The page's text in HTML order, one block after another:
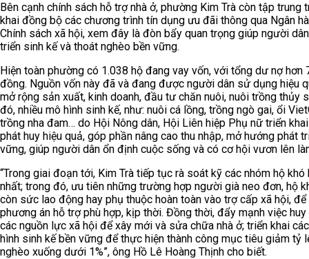
Bên cạnh chính sách hỗ trợ nhà ở, phường Kim Trà còn tập trung
khai đồng bộ các chương trình tín dụng ưu đãi thông qua Ngân
Chính sách xã hội, xem đây là đòn bẩy quan trọng giúp người
triển sinh kế và thoát nghèo bền vững.
Hiện toàn phường có 1.038 hộ đang vay vốn, với tổng dư nợ hơn
đồng. Nguồn vốn này đã và đang được người dân sử dụng hiệu
mở rộng sản xuất, kinh doanh, đầu tư chăn nuôi, nuôi trồng thủy
đó, nhiều mô hình sinh kế, như: nuôi cá lồng, trồng ngò gai, ổi
trồng nha đam… do Hội Nông dân, Hội Liên hiệp Phụ nữ triển
phát huy hiệu quả, góp phần nâng cao thu nhập, mở hướng phát
vững, giúp người dân ổn định cuộc sống và có cơ hội vươn lên
“Trong giai đoạn tới, Kim Trà tiếp tục rà soát kỹ các nhóm hộ khó
nhất; trong đó, ưu tiên những trường hợp người già neo đơn, hộ
còn sức lao động hay phụ thuộc hoàn toàn vào trợ cấp xã hội, để
phương án hỗ trợ phù hợp, kịp thời. Đồng thời, đẩy mạnh việc
các nguồn lực xã hội để xây mới và sửa chữa nhà ở; triển khai
hình sinh kế bền vững để thực hiện thành công mục tiêu giảm tỷ
nghèo xuống dưới 1%”, ông Hồ Lê Hoàng Thịnh cho biết.